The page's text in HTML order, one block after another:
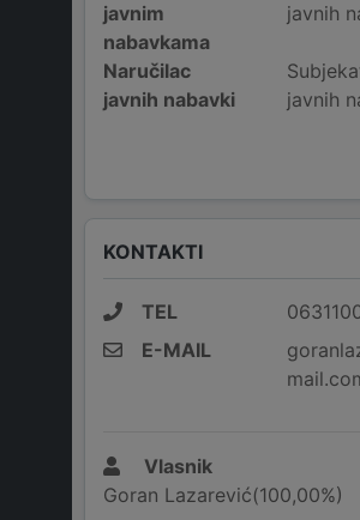
javnim
nabavkama
javnih
Naručilac
javnih nabavki
javnih
KONTAKTI
TEL
E-MAIL
Vlasnik
Goran Lazarević(100,00%)